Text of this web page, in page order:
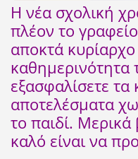
Η νέα σχολική
πλέον το
αποκτά
εξασφαλίσετε
αποτελέσματα
το παιδί.
καλό είναι να